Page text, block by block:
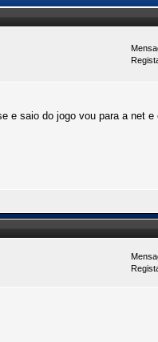
e saio do jogo vou para a net e